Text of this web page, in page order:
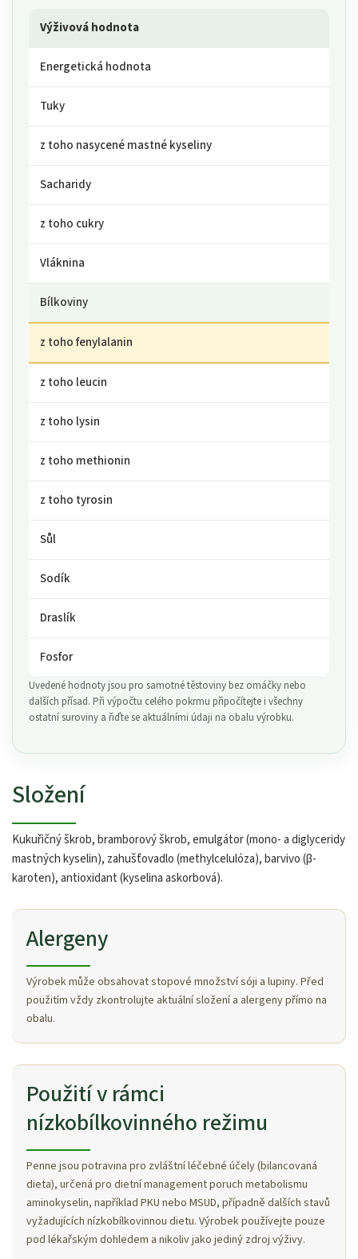
Výživová hodnota
Energetická hodnota
Tuky
z toho nasycené mastné kyseliny
Sacharidy
z toho cukry
Vláknina
Bílkoviny
z toho fenylalanin
z toho leucin
z toho lysin
z toho methionin
z toho tyrosin
Sůl
Sodík
Draslík
Fosfor
Uvedené hodnoty jsou pro samotné těstoviny bez omáčky nebo
dalších přísad. Při výpočtu celého pokrmu připočítejte i všechny
ostatní suroviny a řiďte se aktuálními údaji na obalu výrobku.
Složení
Kukuřičný škrob, bramborový škrob, emulgátor (mono- a diglyceridy
mastných kyselin), zahušťovadlo (methylcelulóza), barvivo (β-
karoten), antioxidant (kyselina askorbová).
Alergeny
Výrobek může obsahovat stopové množství sóji a lupiny. Před
použitím vždy zkontrolujte aktuální složení a alergeny přímo na
obalu.
Použití v rámci
nízkobílkovinného režimu
Penne jsou potravina pro zvláštní léčebné účely (bilancovaná
dieta), určená pro dietní management poruch metabolismu
aminokyselin, například PKU nebo MSUD, případně dalších stavů
vyžadujících nízkobílkovinnou dietu. Výrobek používejte pouze
pod lékařským dohledem a nikoliv jako jediný zdroj výživy.